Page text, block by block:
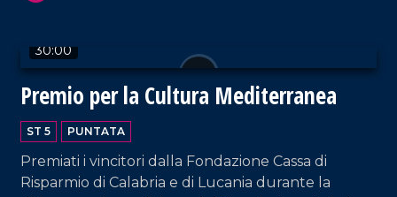
30:00
Premio per la Cultura Mediterranea
ST 5 PUNTATA
Premiati i vincitori dalla Fondazione Cassa di
Risparmio di Calabria e di Lucania durante la
VAI AL TITOLO